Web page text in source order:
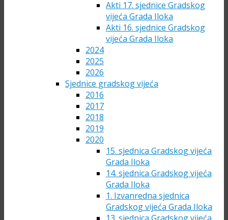
Akti 17. sjednice Gradskog
vijeća Grada Iloka
Akti 16. sjednice Gradskog
vijeća Grada Iloka
2024
2025
2026
Sjednice gradskog vijeća
2016
2017
2018
2019
2020
15. sjednica Gradskog vijeća
Grada Iloka
14. sjednica Gradskog vijeća
Grada Iloka
1. Izvanredna sjednica
Gradskog vijeća Grada Iloka